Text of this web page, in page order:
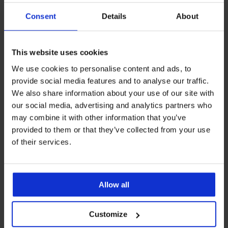
Consent Details About
This website uses cookies
We use cookies to personalise content and ads, to
provide social media features and to analyse our traffic.
We also share information about your use of our site with
our social media, advertising and analytics partners who
may combine it with other information that you’ve
provided to them or that they’ve collected from your use
of their services.
Allow all
Customize
-20 % SUN20
-40%
-20 % SUN20
53,75 zł